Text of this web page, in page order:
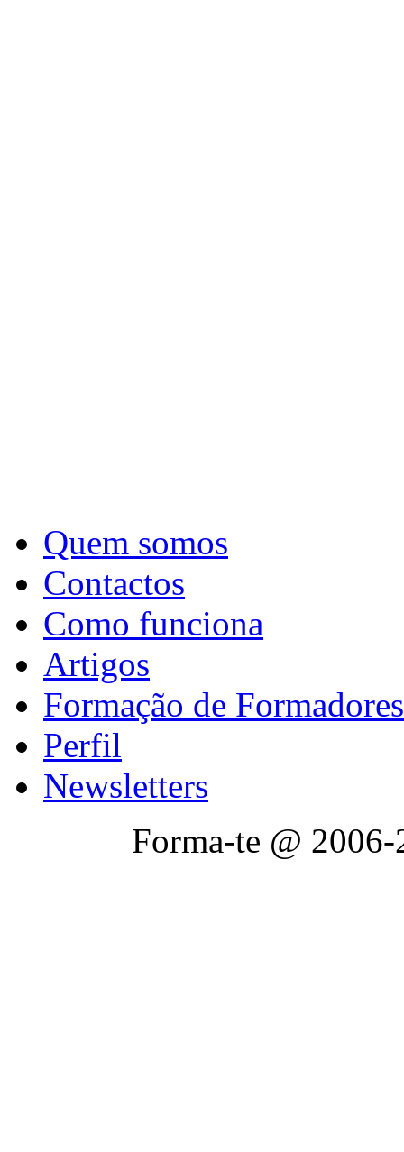
Quem somos
Contactos
Como funciona
Artigos
Formação de Formadores
Perfil
Newsletters
Forma-te @